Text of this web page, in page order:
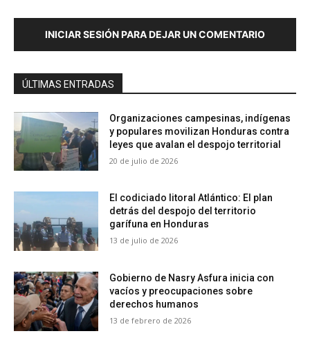
INICIAR SESIÓN PARA DEJAR UN COMENTARIO
ÚLTIMAS ENTRADAS
Organizaciones campesinas, indígenas
y populares movilizan Honduras contra
leyes que avalan el despojo territorial
20 de julio de 2026
El codiciado litoral Atlántico: El plan
detrás del despojo del territorio
garífuna en Honduras
13 de julio de 2026
Gobierno de Nasry Asfura inicia con
vacíos y preocupaciones sobre
derechos humanos
13 de febrero de 2026